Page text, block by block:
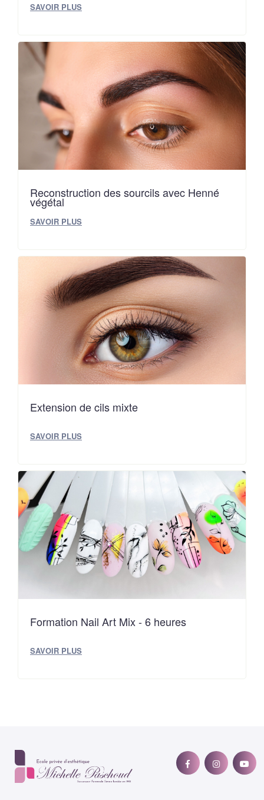
SAVOIR PLUS
Reconstruction des sourcils avec Henné
végétal
SAVOIR PLUS
Extension de cils mixte
SAVOIR PLUS
Formation Nail Art Mix - 6 heures
SAVOIR PLUS